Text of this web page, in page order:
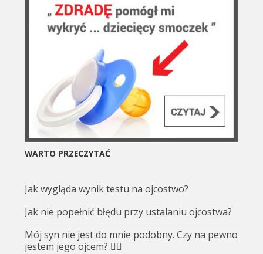
WARTO PRZECZYTAĆ
Jak wygląda wynik testu na ojcostwo?
Jak nie popełnić błędu przy ustalaniu ojcostwa?
Mój syn nie jest do mnie podobny. Czy na pewno
jestem jego ojcem? 🤷‍♂️